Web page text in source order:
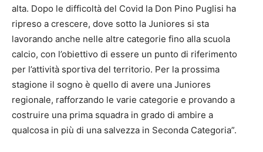
alta. Dopo le difficoltà del Covid la Don Pino Puglisi ha
ripreso a crescere, dove sotto la Juniores si sta
lavorando anche nelle altre categorie fino alla scuola
calcio, con l’obiettivo di essere un punto di riferimento
per l’attività sportiva del territorio. Per la prossima
stagione il sogno è quello di avere una Juniores
regionale, rafforzando le varie categorie e provando a
costruire una prima squadra in grado di ambire a
qualcosa in più di una salvezza in Seconda Categoria”.